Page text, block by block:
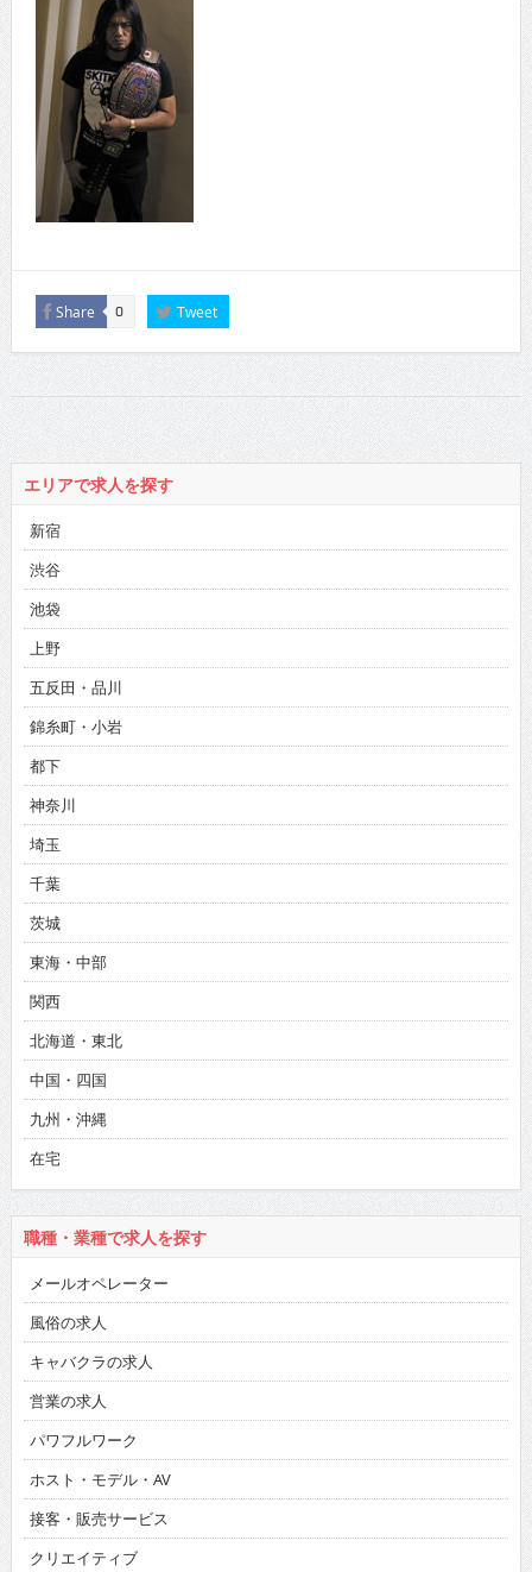
Share 0 Tweet
エリアで求人を探す
新宿
渋谷
池袋
上野
五反田・品川
錦糸町・小岩
都下
神奈川
埼玉
千葉
茨城
東海・中部
関西
北海道・東北
中国・四国
九州・沖縄
在宅
職種・業種で求人を探す
メールオペレーター
風俗の求人
キャバクラの求人
営業の求人
パワフルワーク
ホスト・モデル・AV
接客・販売サービス
クリエイティブ